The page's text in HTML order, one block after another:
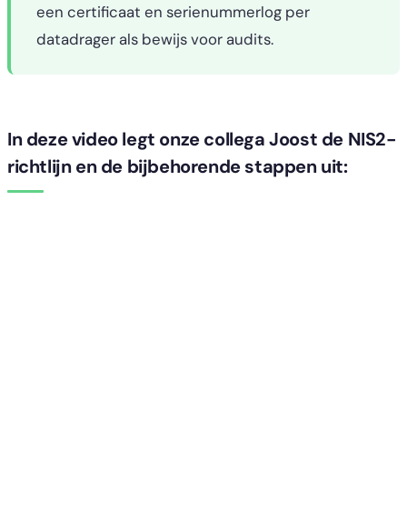
een certificaat en serienummerlog per
datadrager als bewijs voor audits.
In deze video legt onze collega Joost de NIS2-
richtlijn en de bijbehorende stappen uit: